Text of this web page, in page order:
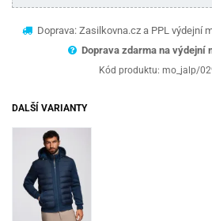
Doprava: Zasilkovna.cz a PPL výdejní
Doprava zdarma na výdejní
Kód produktu: mo_jalp/
DALŠÍ VARIANTY